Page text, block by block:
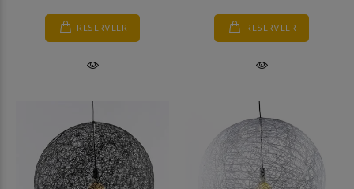
RESERVEER RESERVEER